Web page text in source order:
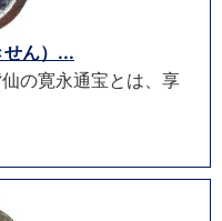
ん）...
の寛永通宝とは、享